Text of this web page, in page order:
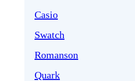
Casio
Swatch
Romanson
Quark